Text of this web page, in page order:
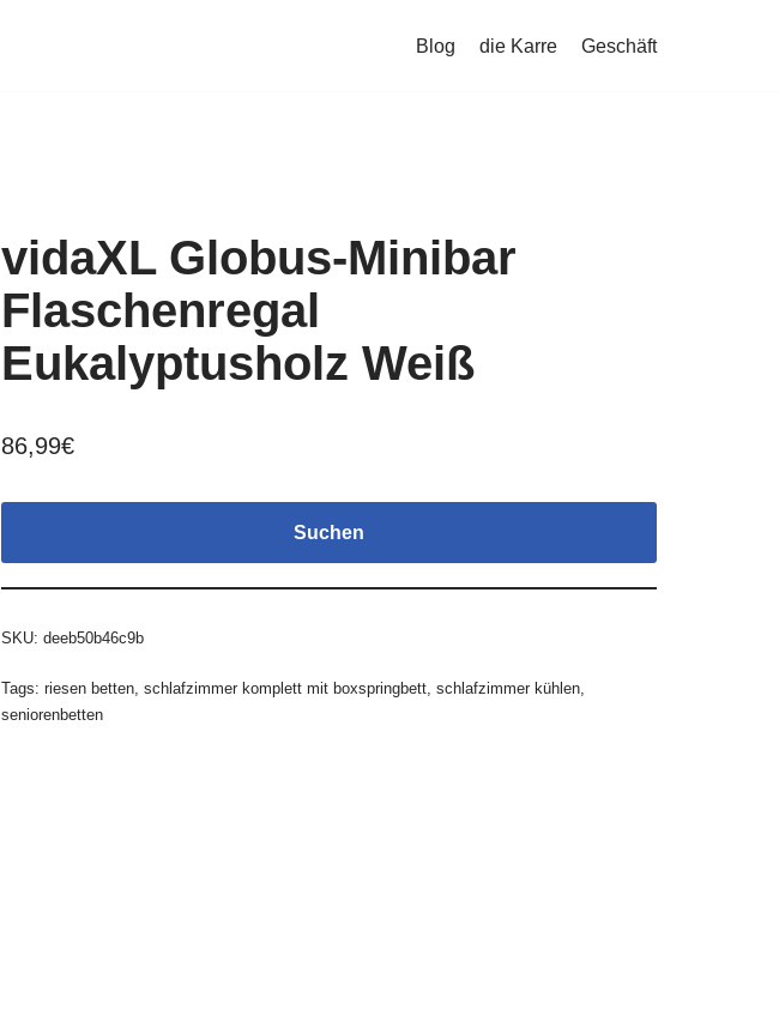
Blog die Karre Geschäft
vidaXL Globus-Minibar
Flaschenregal
Eukalyptusholz Weiß
86,99€
Suchen
SKU: deeb50b46c9b
Tags: riesen betten, schlafzimmer komplett mit boxspringbett, schlafzimmer kühlen,
seniorenbetten